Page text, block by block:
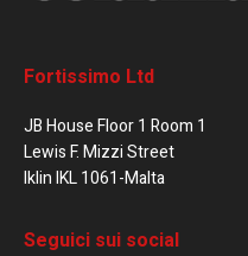
Fortissimo Ltd
JB House Floor 1 Room 1
Lewis F. Mizzi Street
Iklin IKL 1061-Malta
Seguici sui social